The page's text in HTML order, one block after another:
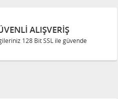
ALIŞVERIŞ
128 Bit SSL ile güvende